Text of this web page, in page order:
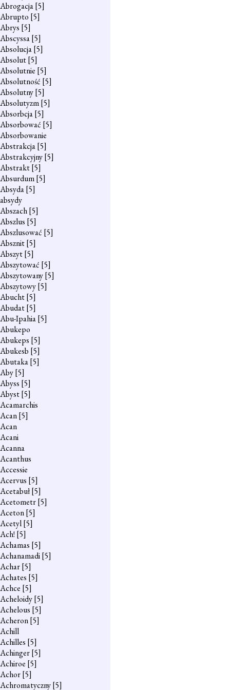
Abrogacja[5]
Abrupto [5]
Abrys [5]
Abscyssa[5]
Absolucja[5]
Absolut[5]
Absolutnie [5]
Absolutność [5]
Absolutny[5]
Absolutyzm[5]
Absorbcja[5]
Absorbować [5]
Absorbowanie
Abstrakcja[5]
Abstrakcyjny[5]
Abstrakt[5]
Absurdum[5]
Absyda[5]
absydy
Abszach[5]
Abszlus [5]
Abszlusować [5]
Absznit[5]
Abszyt[5]
Abszytować [5]
Abszytowany[5]
Abszytowy[5]
Abucht[5]
Abudat[5]
Abu-Ipahia[5]
Abukepo
Abukeps [5]
Abukesb [5]
Abutaka[5]
Aby[5]
Abyss [5]
Abyst[5]
Acamarchis
Acan[5]
Acan
Acani
Acanna
Acanthus
Accessie
Acervus [5]
Acetabuł[5]
Acetometr[5]
Aceton[5]
Acetyl[5]
Ach! [5]
Achamas [5]
Achanamadi[5]
Achar[5]
Achates [5]
Achce [5]
Acheloidy[5]
Achelous [5]
Acheron[5]
Achill
Achilles [5]
Achinger[5]
Achiroe [5]
Achor[5]
Achromatyczny[5]